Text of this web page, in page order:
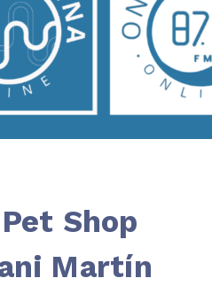
Shop
Martín